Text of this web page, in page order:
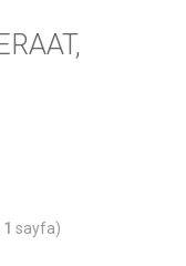
1 sayfa)